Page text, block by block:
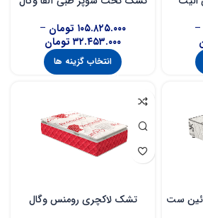
–
۱۰۵.۸۲۵.۰۰۰ تومان –
۳۲.۴۵۳.۰۰۰ تومان
انتخاب گزینه ها
ست
تشک لاکچری رومنس وگال